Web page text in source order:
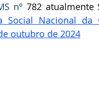
nº 782 atualmente
Social Nacional da
outubro de 2024